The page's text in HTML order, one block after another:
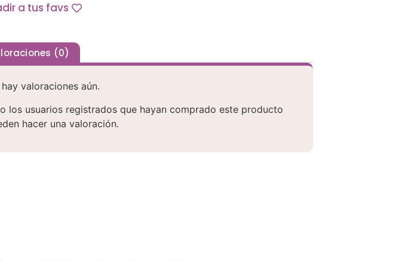
a tus favs
(0)
valoraciones aún.
los usuarios registrados que hayan comprado este producto
hacer una valoración.